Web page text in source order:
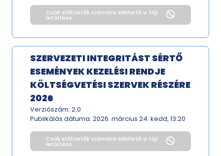
Csak előfizetők számára elérhető a fájl
letöltése.
SZERVEZETI INTEGRITÁST SÉRTŐ
ESEMÉNYEK KEZELÉSI RENDJE
KÖLTSÉGVETÉSI SZERVEK RÉSZÉRE
2026
Verziószám: 2.0
Publikálás dátuma: 2026. március 24. kedd, 13:20
Csak előfizetők számára elérhető a fájl
letöltése.